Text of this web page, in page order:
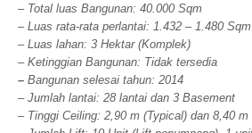
– Total luas Bangunan: 40.000 Sqm
– Luas rata-rata perlantai: 1.432 – 1.480 Sqm
– Luas lahan: 3 Hektar (Komplek)
– Ketinggian Bangunan: Tidak tersedia
– Bangunan selesai tahun: 2014
– Jumlah lantai: 28 lantai dan 3 Basement
– Tinggi Ceiling: 2,90 m (Typical) dan 8,40 m